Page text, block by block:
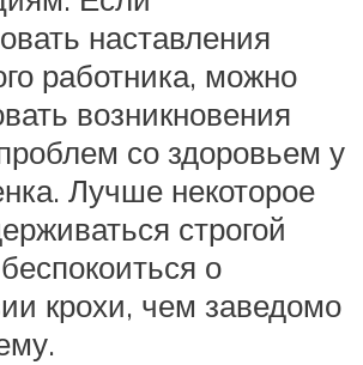
наставления
работника, можно
возникновения
со здоровьем у
Лучше некоторое
строгой
о
крохи, чем заведомо